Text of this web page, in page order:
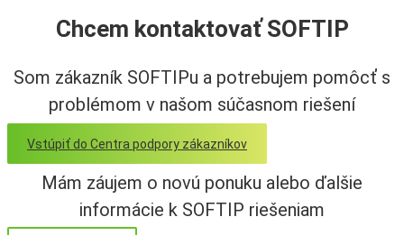
Chcem kontaktovať SOFTIP
Som zákazník SOFTIPu a potrebujem pomôcť s
problémom v našom súčasnom riešení
Vstúpiť do Centra podpory zákazníkov
Mám záujem o novú ponuku alebo ďalšie
informácie k SOFTIP riešeniam